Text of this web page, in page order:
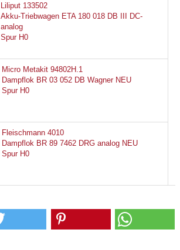
Liliput 133502
Akku-Triebwagen ETA 180 018 DB III DC-
analog
Spur H0
Micro Metakit 94802H.1
Dampflok BR 03 052 DB Wagner NEU
Spur H0
Fleischmann 4010
Dampflok BR 89 7462 DRG analog NEU
Spur H0